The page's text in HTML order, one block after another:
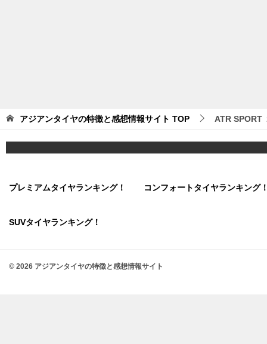
アジアンタイヤの特徴と感想情報サイト TOP ATR SPORT
プレミアムタイヤランキング！ コンフォートタイヤランキング
SUVタイヤランキング！
© 2026 アジアンタイヤの特徴と感想情報サイト